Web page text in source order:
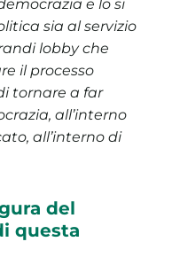
sia al servizio
lobby che
il processo
tornare a far
all’interno
all’interno di
del
questa